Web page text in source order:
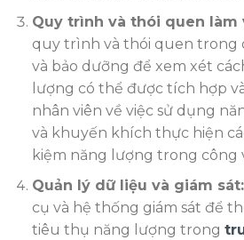
Quy trình và thói quen làm
quy trình và thói quen trong
và bảo dưỡng để xem xét
lượng có thể được tích hợp
nhân viên về việc sử dụng
và khuyến khích thực hiện
kiệm năng lượng trong công
Quản lý dữ liệu và giám sát:
cụ và hệ thống giám sát để
tiêu thụ năng lượng trong